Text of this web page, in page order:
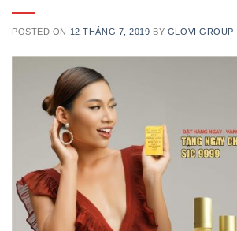
POSTED ON 12 THÁNG 7, 2019 BY GLOVI GROUP